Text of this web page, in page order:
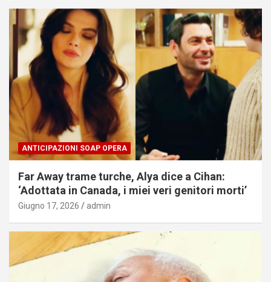
ANTICIPAZIONI SOAP OPERA
Far Away trame turche, Alya dice a Cihan:
‘Adottata in Canada, i miei veri genitori morti’
Giugno 17, 2026 admin